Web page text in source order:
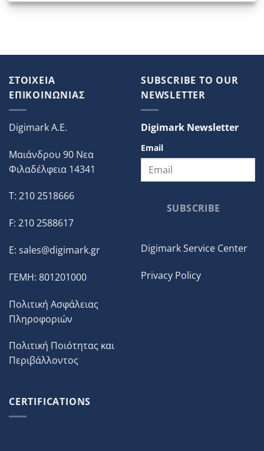
ΣΤΟΙΧΕΙΑ
ΕΠΙΚΟΙΝΩΝΙΑΣ
Digimark A.E.
Μαιάνδρου 90 Νεα
Φιλαδέλφεια 14341
T: 210 2518666
F: 210 2588617
E: sales@digimark.gr
ΓΕΜΗ: 801201000
Πολιτική Ασφάλειας
Πληροφοριών
Πολιτική Ποιότητας και
Περιβάλλοντος
SUBSCRIBE TO OUR
NEWSLETTER
Digimark Newsletter
Email
SUBSCRIBE
Digimark Service Center
Privacy Policy
CERTIFICATIONS